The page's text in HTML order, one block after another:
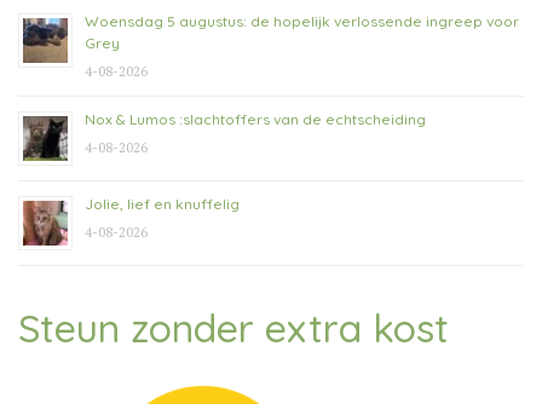
Woensdag 5 augustus: de hopelijk verlossende ingreep voor
Grey
4-08-2026
Nox & Lumos :slachtoffers van de echtscheiding
4-08-2026
Jolie, lief en knuffelig
4-08-2026
Steun zonder extra kost